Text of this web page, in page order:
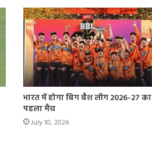
भारत में होगा बिग बैश लीग 2026-27 का
पहला मैच
July 10, 2026